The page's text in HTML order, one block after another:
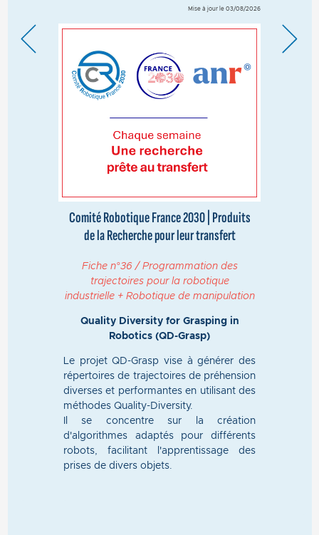
Mise à jour le 03/08/2026
Comité Robotique France 2030 | Produits
de la Recherche pour leur transfert
Fiche n°36 / Programmation des
trajectoires pour la robotique
industrielle + Robotique de manipulation
Quality Diversity for Grasping in
Robotics (QD-Grasp)
Le projet QD-Grasp vise à générer des
répertoires de trajectoires de préhension
diverses et performantes en utilisant des
méthodes Quality-Diversity.
Il se concentre sur la création
d'algorithmes adaptés pour différents
robots, facilitant l'apprentissage des
prises de divers objets.